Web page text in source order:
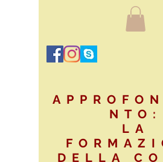
NTO:
LA
DELLA